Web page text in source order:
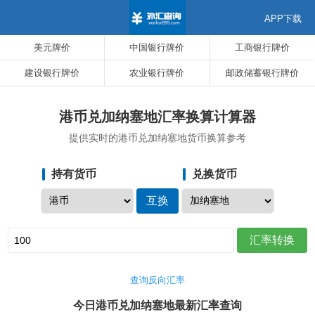
美元牌价 中国银行牌价 工商银行牌价
建设银行牌价 农业银行牌价 邮政储蓄银行牌价
APP下载
港币兑加纳塞地汇率换算计算器
提供实时的港币兑加纳塞地货币换算参考
持有货币 兑换货币
查询反向汇率
今日港币兑加纳塞地最新汇率查询